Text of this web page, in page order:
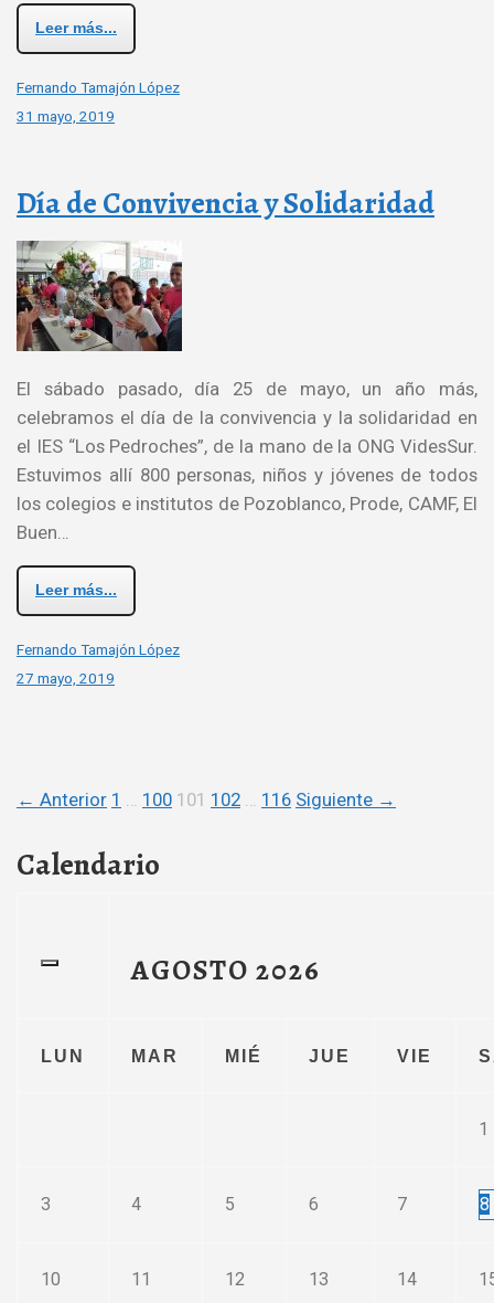
Leer más...
Fernando Tamajón López
31 mayo, 2019
Día de Convivencia y Solidaridad
El sábado pasado, día 25 de mayo, un año más,
celebramos el día de la convivencia y la solidaridad en
el IES “Los Pedroches”, de la mano de la ONG VidesSur.
Estuvimos allí 800 personas, niños y jóvenes de todos
los colegios e institutos de Pozoblanco, Prode, CAMF, El
Buen…
Leer más...
Fernando Tamajón López
27 mayo, 2019
← Anterior 1 … 100 101 102 … 116 Siguiente →
Calendario
AGOSTO 2026
LUN MAR MIÉ JUE VIE
1
3 4 5 6 7 8
10 11 12 13 14